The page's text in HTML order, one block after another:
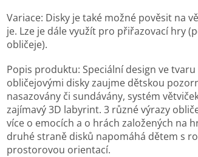
Variace: Disky je také možné pověsit na
je. Lze je dále využít pro přiřazovací hry
obličeje).
Popis produktu: Speciální design ve
obličejovými disky zaujme dětskou
nasazovány či sundávány, systém
zajímavý 3D labyrint. 3 různé výrazy
více o emocích a o hrách založených na
druhé straně disků napomáhá dětem s
prostorovou orientací.